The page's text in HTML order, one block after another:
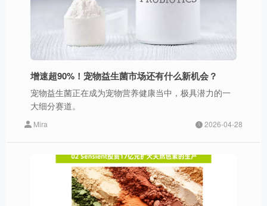
增速超90%！宠物益生菌市场还有什么新机会？
宠物益生菌正在成为宠物营养健康当中，极具潜力的一
大细分赛道。
Mira 2026-04-28